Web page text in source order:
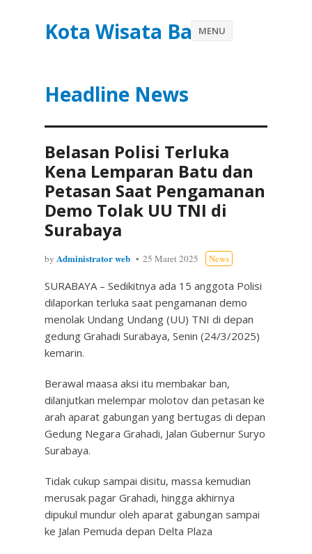
Kota Wisata Batu
Headline News
MENU
Belasan Polisi Terluka
Kena Lemparan Batu dan
Petasan Saat Pengamanan
Demo Tolak UU TNI di
Surabaya
by Administrator web 25 Maret 2025 News
SURABAYA – Sedikitnya ada 15 anggota Polisi
dilaporkan terluka saat pengamanan demo
menolak Undang Undang (UU) TNI di depan
gedung Grahadi Surabaya, Senin (24/3/2025)
kemarin.
Berawal maasa aksi itu membakar ban,
dilanjutkan melempar molotov dan petasan ke
arah aparat gabungan yang bertugas di depan
Gedung Negara Grahadi, Jalan Gubernur Suryo
Surabaya.
Tidak cukup sampai disitu, massa kemudian
merusak pagar Grahadi, hingga akhirnya
dipukul mundur oleh aparat gabungan sampai
ke Jalan Pemuda depan Delta Plaza